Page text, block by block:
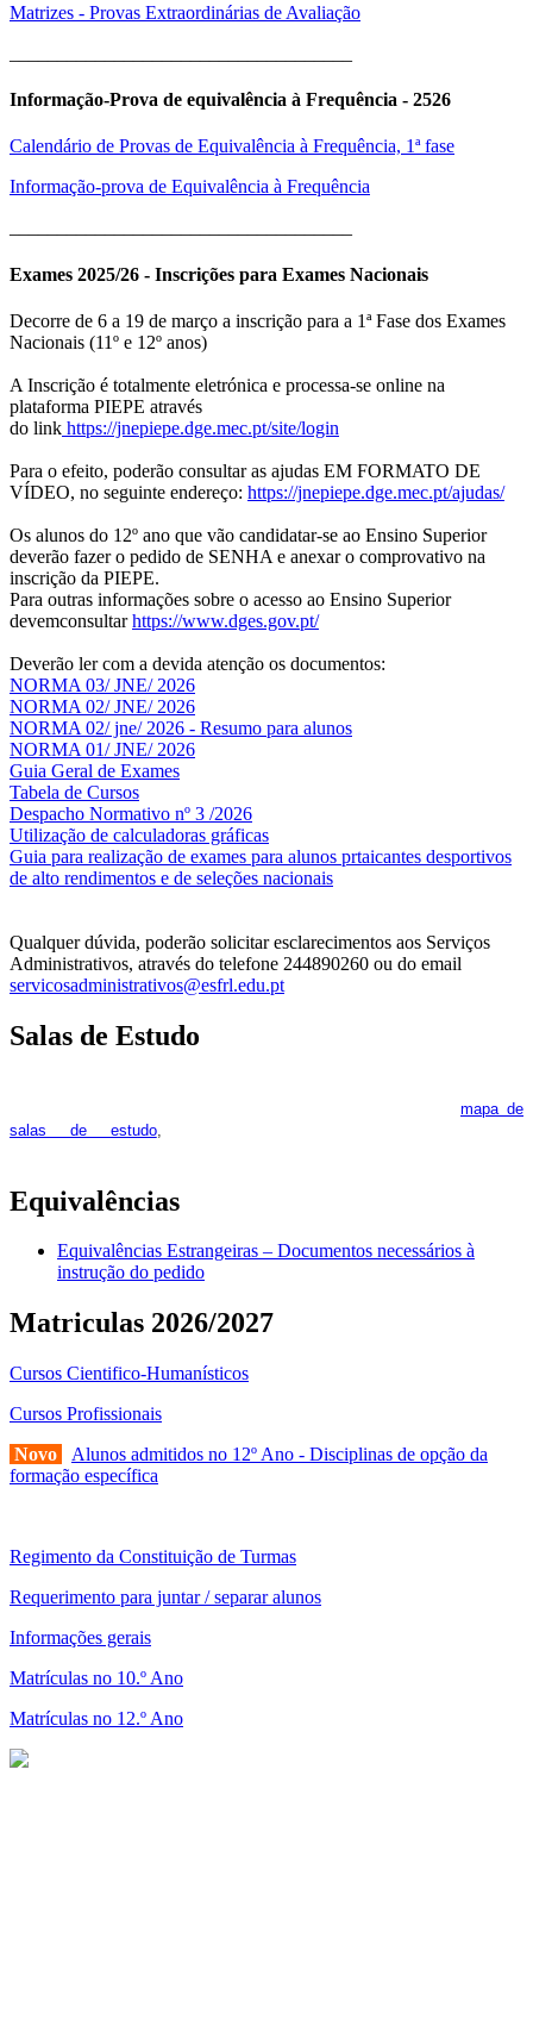
Matrizes - Provas Extraordinárias de Avaliação
Informação-Prova de equivalência à Frequência - 2526
Calendário de Provas de Equivalência à Frequência, 1ª fase
Informação-prova de Equivalência à Frequência
Exames 2025/26 - Inscrições para Exames Nacionais
Decorre de 6 a 19 de março a inscrição para a 1ª Fase dos Exames
Nacionais (11º e 12º anos)
A Inscrição é totalmente eletrónica e processa-se online na
plataforma PIEPE através
do link https://jnepiepe.dge.mec.pt/site/login
Para o efeito, poderão consultar as ajudas EM FORMATO DE
VÍDEO, no seguinte endereço: https://jnepiepe.dge.mec.pt/ajudas/
Os alunos do 12º ano que vão candidatar-se ao Ensino Superior
deverão fazer o pedido de SENHA e anexar o comprovativo na
inscrição da PIEPE.
Para outras informações sobre o acesso ao Ensino Superior
devemconsultarhttps://www.dges.gov.pt/
Deverão ler com a devida atenção os documentos:
NORMA 03/ JNE/ 2026
NORMA 02/ JNE/ 2026
NORMA 02/ jne/ 2026 - Resumo para alunos
NORMA 01/ JNE/ 2026
Guia Geral de Exames
Tabela de Cursos
Despacho Normativo nº 3 /2026
Utilização de calculadoras gráficas
Guia para realização de exames para alunos prtaicantes desportivos
de alto rendimentos e de seleções nacionais
Qualquer dúvida, poderão solicitar esclarecimentos aos Serviços
Administrativos, através do telefone 244890260 ou do email
servicosadministrativos@esfrl.edu.pt
Salas de Estudo
mapa de
salas de estudo,
Equivalências
Equivalências Estrangeiras – Documentos necessários à
instrução do pedido
Matriculas 2026/2027
Cursos Cientifico-Humanísticos
Cursos Profissionais
Novo
Alunos admitidos no 12º Ano - Disciplinas de opção da
formação específica
Regimento da Constituição de Turmas
Requerimento para juntar / separar alunos
Informações gerais
Matrículas no 10.º Ano
Matrículas no 12.º Ano